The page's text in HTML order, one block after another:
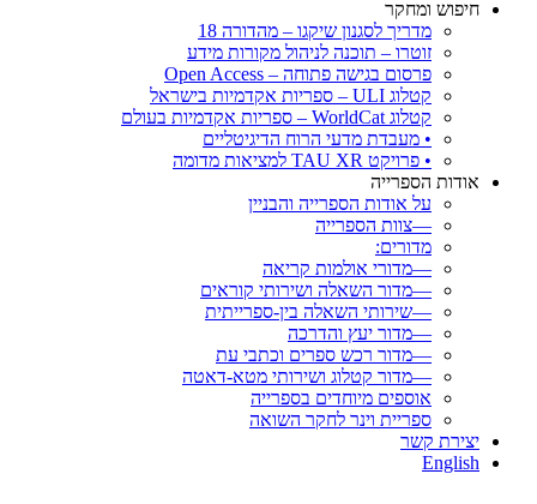
חיפוש ומחקר
מדריך לסגנון שיקגו – מהדורה 18
זוטרו – תוכנה לניהול מקורות מידע
פרסום בגישה פתוחה – Open Access
קטלוג ULI – ספריות אקדמיות בישראל
קטלוג WorldCat – ספריות אקדמיות בעולם
• מעבדת מדעי הרוח הדיגיטליים
• פרויקט TAU XR למציאות מדומה
אודות הספרייה
על אודות הספרייה והבניין
—צוות הספרייה
מדורים:
—מדורי אולמות קריאה
—מדור השאלה ושירותי קוראים
—שירותי השאלה בין-ספרייתית
—מדור יעץ והדרכה
—מדור רכש ספרים וכתבי עת
—מדור קטלוג ושירותי מטא-דאטה
אוספים מיוחדים בספרייה
ספריית וינר לחקר השואה
יצירת קשר
English